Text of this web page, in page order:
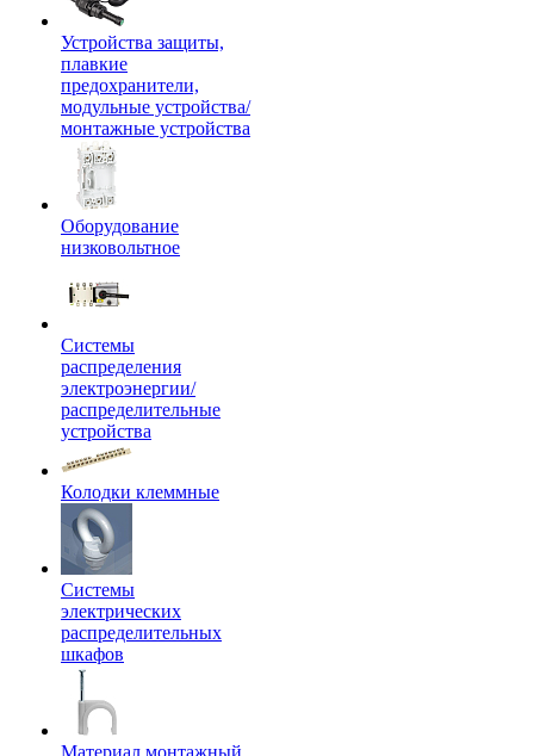
Устройства защиты,
плавкие
предохранители,
модульные устройства/
монтажные устройства
Оборудование
низковольтное
Системы
распределения
электроэнергии/
распределительные
устройства
Колодки клеммные
Системы
электрических
распределительных
шкафов
Материал монтажный